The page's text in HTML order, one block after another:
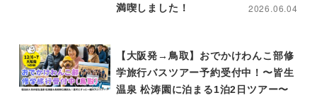
満喫しました！
2026.06.04
【大阪発→鳥取】おでかけわんこ部修
学旅行バスツアー予約受付中！〜皆生
温泉 松涛園に泊まる1泊2日ツアー〜